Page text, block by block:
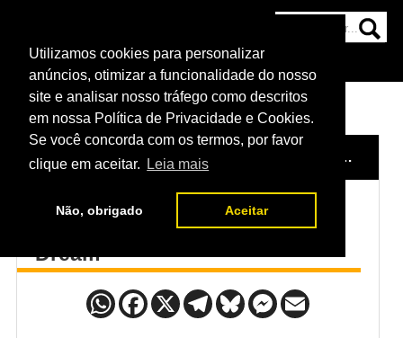
Utilizamos cookies para personalizar
anúncios, otimizar a funcionalidade do nosso
site e analisar nosso tráfego como descritos
em nossa Política de Privacidade e Cookies.
Se você concorda com os termos, por favor
clique em aceitar.
Leia mais
Não, obrigado Aceitar
NOTÍCIAS
HOME POSTERS DO UFC
Poster UFC 3: The American
Dream